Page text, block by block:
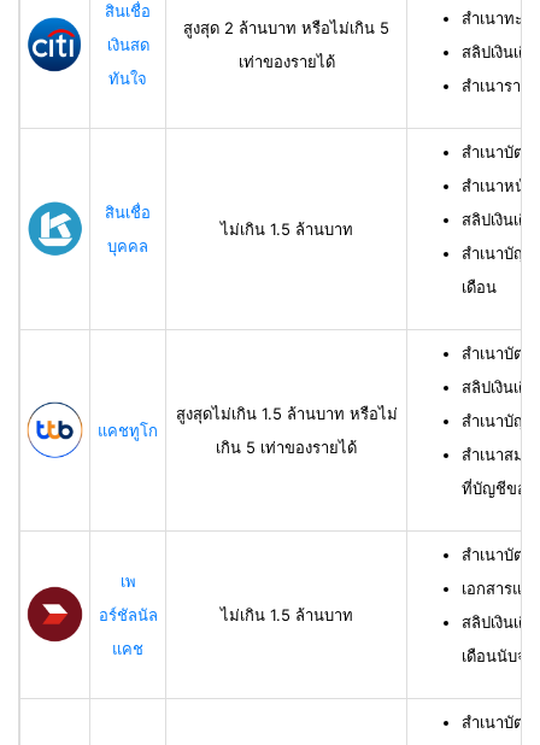
สินเชื่อ
เงินสด
ทันใจ
สูงสุด 2 ล้านบาท หรือไม่เกิน 5
เท่าของรายได้
สำเนาทะเ
สลิปเงินเดื
สำเนาราย
สินเชื่อ
บุคคล
ไม่เกิน 1.5 ล้านบาท
สำเนาบัตร
สำเนาหน้
สลิปเงินเดื
สำเนาบัญชี
เดือน
แคชทูโก
สูงสุดไม่เกิน 1.5 ล้านบาท หรือไม่
เกิน 5 เท่าของรายได้
สำเนาบัตร
สลิปเงินเดื
สำเนาบัญ
สำเนาสมุด
ที่บัญชีของ
เพ
อร์ชัลนัล
แคช
ไม่เกิน 1.5 ล้านบาท
สำเนาบัตร
เอกสารแส
สลิปเงินเ
เดือนนับจ
สำเนาบัต